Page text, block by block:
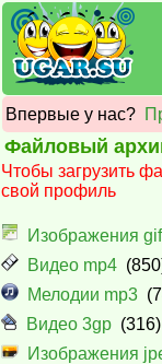
Впервые у нас?
Файловый
Чтобы загрузить
свой профиль
Изображения gif
Видео mp4
Мелодии mp3
Видео 3gp (316)
Изображения